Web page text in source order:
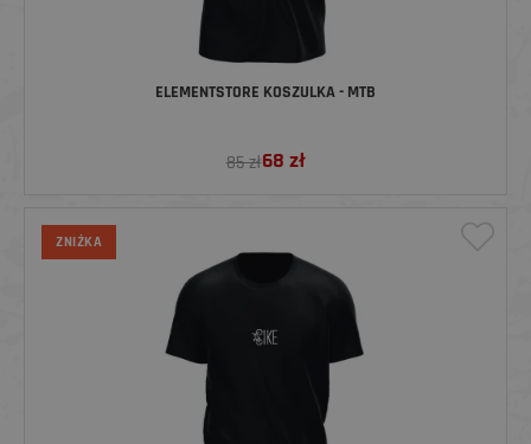
ELEMENTSTORE KOSZULKA - MTB
85 zł68 zł
ZNIŻKA